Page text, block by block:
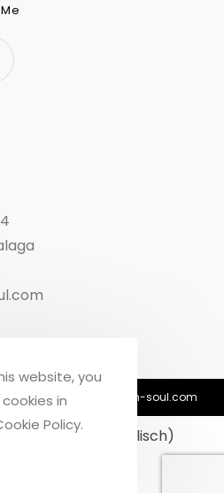
n Soul - info@body-n-soul.com
) English Englisch)
website, you
in
Policy.